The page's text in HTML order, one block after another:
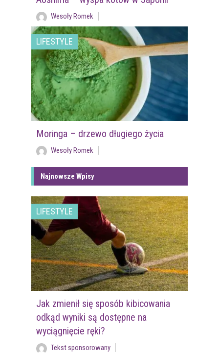
Wesoły Romek
LIFESTYLE
Moringa – drzewo długiego życia
Wesoły Romek
Najnowsze Wpisy
LIFESTYLE
Jak zmienił się sposób kibicowania
odkąd wyniki są dostępne na
wyciągnięcie ręki?
Tekst sponsorowany